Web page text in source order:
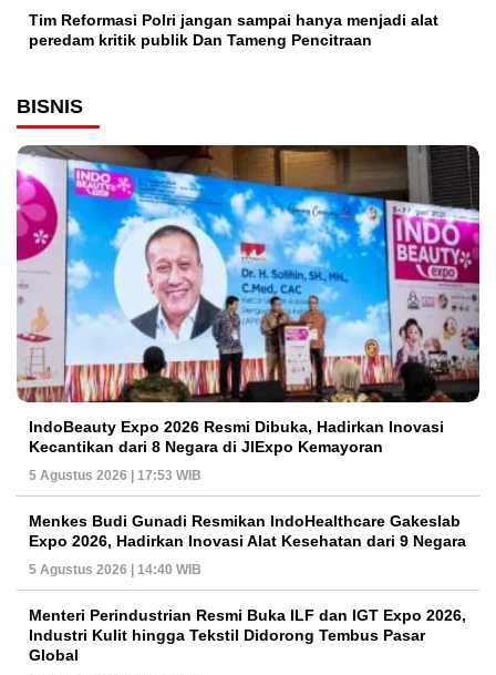
Tim Reformasi Polri jangan sampai hanya menjadi alat
peredam kritik publik Dan Tameng Pencitraan
BISNIS
IndoBeauty Expo 2026 Resmi Dibuka, Hadirkan Inovasi
Kecantikan dari 8 Negara di JIExpo Kemayoran
5 Agustus 2026 | 17:53 WIB
Menkes Budi Gunadi Resmikan IndoHealthcare Gakeslab
Expo 2026, Hadirkan Inovasi Alat Kesehatan dari 9 Negara
5 Agustus 2026 | 14:40 WIB
Menteri Perindustrian Resmi Buka ILF dan IGT Expo 2026,
Industri Kulit hingga Tekstil Didorong Tembus Pasar
Global